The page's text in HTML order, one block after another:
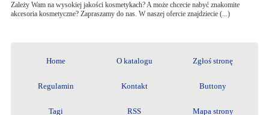
Zależy Wam na wysokiej jakości kosmetykach? A może chcecie nabyć znakomite
akcesoria kosmetyczne? Zapraszamy do nas. W naszej ofercie znajdziecie (...)
Home O katalogu Zgłoś stronę
Regulamin Kontakt Buttony
Tagi RSS Mapa strony